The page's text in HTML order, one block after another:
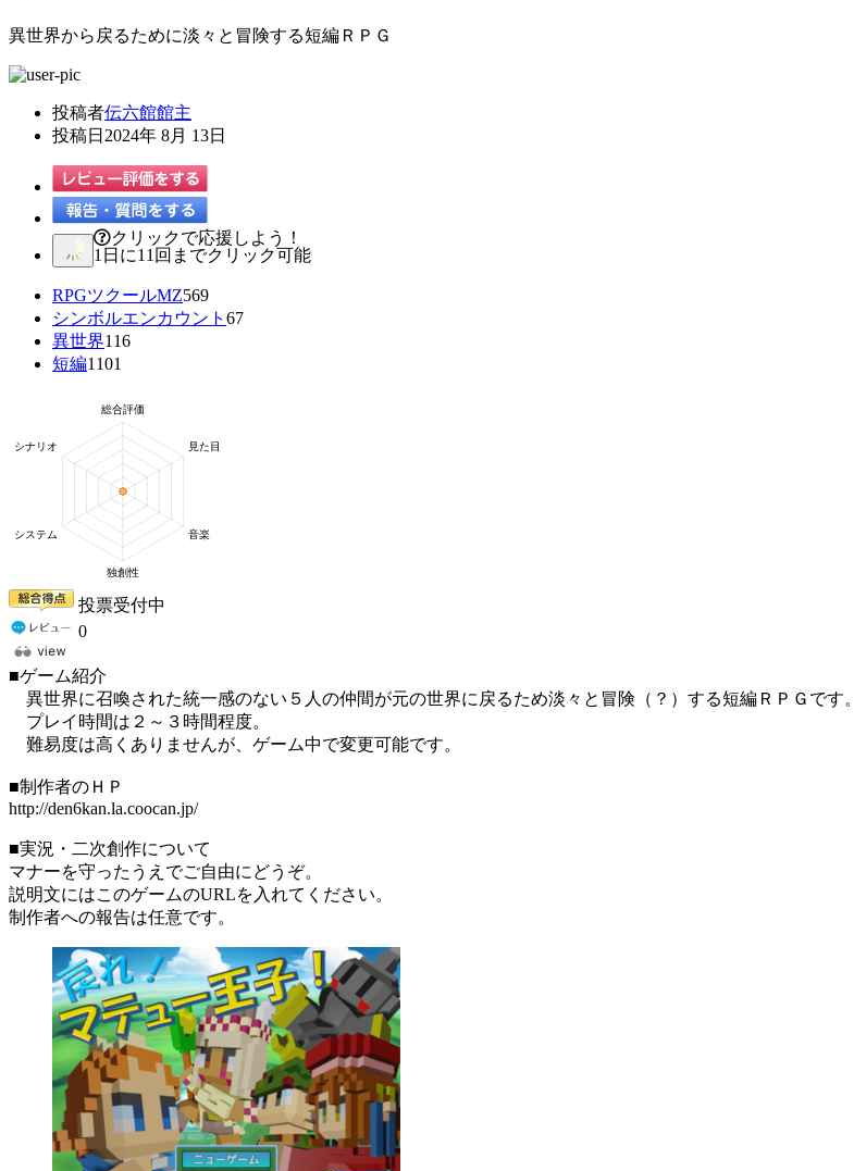
異世界から戻るために淡々と冒険する短編ＲＰＧ
投稿者伝六館館主
投稿日 2024年 8月 13日
クリックで応援しよう！
1日に11回までクリック可能
RPGツクールMZ569
シンボルエンカウント 67
異世界116
短編1101
投票受付中
0
■ゲーム紹介
異世界に召喚された統一感のない５人の仲間が元の世界に戻るため淡々と冒険（？）する短編ＲＰＧです。
プレイ時間は２～３時間程度。
難易度は高くありませんが、ゲーム中で変更可能です。
■制作者のＨＰ
http://den6kan.la.coocan.jp/
■実況・二次創作について
マナーを守ったうえでご自由にどうぞ。
説明文にはこのゲームのURLを入れてください。
制作者への報告は任意です。